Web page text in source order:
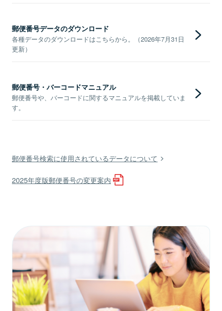
郵便番号データのダウンロード
各種データのダウンロードはこちらから。（2026年7月31日
更新）
郵便番号・バーコードマニュアル
郵便番号や、バーコードに関するマニュアルを掲載していま
す。
郵便番号検索に使用されているデータについて
2025年度版郵便番号の変更案内